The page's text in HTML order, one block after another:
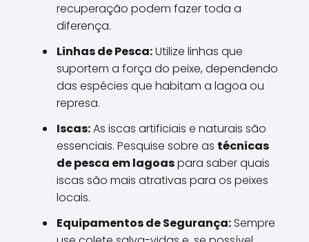
recuperação podem fazer toda a
diferença.
Linhas de Pesca:Utilize linhas que
suportem a força do peixe, dependendo
das espécies que habitam a lagoa ou
represa.
Iscas:As iscas artificiais e naturais são
essenciais. Pesquise sobre as técnicas
de pesca em lagoaspara saber quais
iscas são mais atrativas para os peixes
locais.
Equipamentos de Segurança:Sempre